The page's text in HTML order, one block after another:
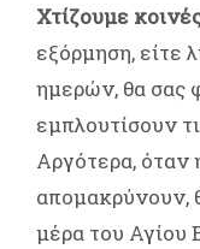
Χτίζουμε
εξόρμηση, είτε
ημερών, θα σας
εμπλουτίσουν
Αργότερα, όταν
απομακρύνουν,
μέρα του Αγίου